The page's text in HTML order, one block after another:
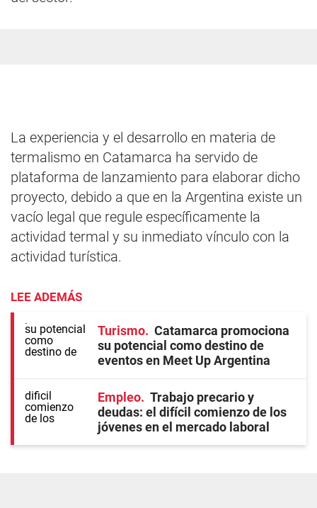
La experiencia y el desarrollo en materia de
termalismo en Catamarca ha servido de
plataforma de lanzamiento para elaborar dicho
proyecto, debido a que en la Argentina existe un
vacío legal que regule específicamente la
actividad termal y su inmediato vínculo con la
actividad turística.
LEE ADEMÁS
Turismo
Catamarca promociona
su potencial como destino de
eventos en Meet Up Argentina
Empleo
Trabajo precario y
deudas: el difícil comienzo de los
jóvenes en el mercado laboral